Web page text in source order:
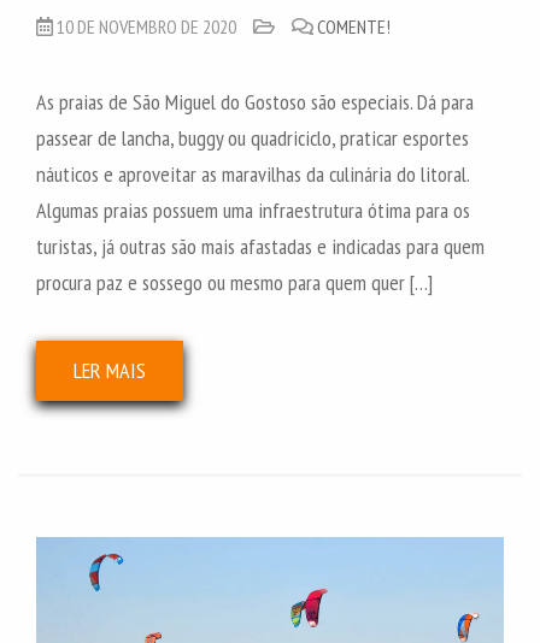
10 DE NOVEMBRO DE 2020 COMENTE!
As praias de São Miguel do Gostoso são especiais. Dá para
passear de lancha, buggy ou quadriciclo, praticar esportes
náuticos e aproveitar as maravilhas da culinária do litoral.
Algumas praias possuem uma infraestrutura ótima para os
turistas, já outras são mais afastadas e indicadas para quem
procura paz e sossego ou mesmo para quem quer […]
LER MAIS